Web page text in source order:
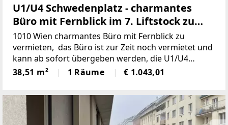
U1/U4 Schwedenplatz - charmantes
Büro mit Fernblick im 7. Liftstock zu
vermieten
1010 Wien charmantes Büro mit Fernblick zu
vermieten, das Büro ist zur Zeit noch vermietet und
kann ab sofort übergeben werden, die U1/U4
Station Schwedenplatz befindet sich unmittelbar vor
dem Haus, 7.
38,51 m² 1 Räume € 1.043,01